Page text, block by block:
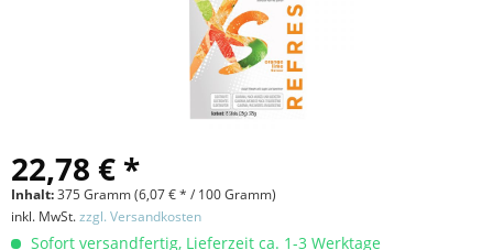
22,78 € *
Inhalt:375 Gramm (6,07 €* / 100 Gramm)
inkl. MwSt.zzgl. Versandkosten
Sofort versandfertig, Lieferzeit ca. 1-3 Werktage